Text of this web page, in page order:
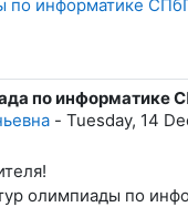
по информатике
по информатике
- Tuesday, 14
олимпиады по